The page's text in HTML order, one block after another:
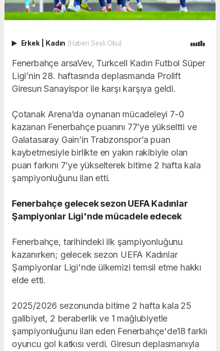
Erkek Kadın (Haberi Sesli Oku)
Fenerbahçe arsaVev, Turkcell Kadın Futbol Süper
Ligi’nin 28. haftasında deplasmanda Prolift
Giresun Sanayispor ile karşı karşıya geldi.
Çotanak Arena’da oynanan mücadeleyi 7-0
kazanan Fenerbahçe puanını 77’ye yükseltti ve
Galatasaray Gain’in Trabzonspor’a puan
kaybetmesiyle birlikte en yakın rakibiyle olan
puan farkını 7’ye yükselterek bitime 2 hafta kala
şampiyonluğunu ilan etti.
Fenerbahçe gelecek sezon UEFA Kadınlar
Şampiyonlar Ligi'nde mücadele edecek
Fenerbahçe, tarihindeki ilk şampiyonluğunu
kazanırken; gelecek sezon UEFA Kadınlar
Şampiyonlar Ligi'nde ülkemizi temsil etme hakkı
elde etti.
2025/2026 sezonunda bitime 2 hafta kala 25
galibiyet, 2 beraberlik ve 1 mağlubiyetle
şampiyonluğunu ilan eden Fenerbahçe'de18 farklı
oyuncu gol katkısı verdi. Giresun deplasmanıyla